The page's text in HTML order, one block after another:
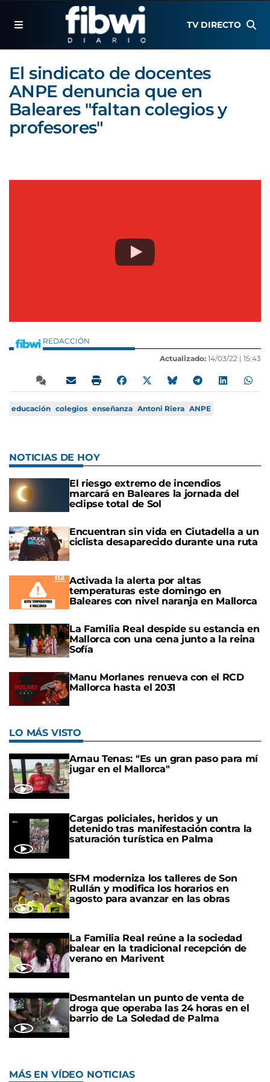
TV DIRECTO
El sindicato de docentes
ANPE denuncia que en
Baleares "faltan colegios y
profesores"
REDACCIÓN
Actualizado: 14/03/22 | 15:43
educación colegios enseñanza Antoni Riera ANPE
NOTICIAS DE HOY
El riesgo extremo de incendios
marcará en Baleares la jornada del
eclipse total de Sol
Encuentran sin vida en Ciutadella a un
ciclista desaparecido durante una ruta
Activada la alerta por altas
temperaturas este domingo en
Baleares con nivel naranja en Mallorca
La Familia Real despide su estancia en
Mallorca con una cena junto a la reina
Sofía
Manu Morlanes renueva con el RCD
Mallorca hasta el 2031
LO MÁS VISTO
Arnau Tenas: "Es un gran paso para mí
jugar en el Mallorca"
Cargas policiales, heridos y un
detenido tras manifestación contra la
saturación turística en Palma
SFM moderniza los talleres de Son
Rullán y modifica los horarios en
agosto para avanzar en las obras
La Familia Real reúne a la sociedad
balear en la tradicional recepción de
verano en Marivent
Desmantelan un punto de venta de
droga que operaba las 24 horas en el
barrio de La Soledad de Palma
MÁS EN VÍDEO NOTICIAS